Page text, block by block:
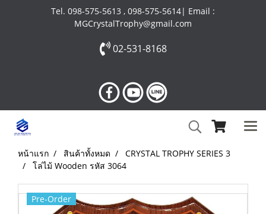
Tel. 098-575-5613 , 098-575-5614| Email :
MGCrystalTrophy@gmail.com
02-531-8168
หน้าแรก สินค้าทั้งหมด
CRYSTAL TROPHY SERIES 3
โล่ไม้ Wooden รหัส 3064
Pre-Order